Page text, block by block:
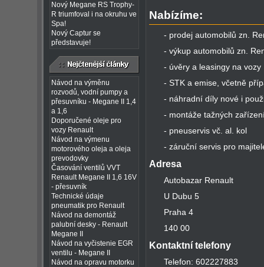
Nový Megane RS Trophy-
R triumfoval i na okruhu ve
Spa!
Nový Captur se
představuje!
Návod na výměnu
rozvodů, vodní pumpy a
přesuvníku - Megane II 1,4
a 1,6
Doporučené oleje pro
vozy Renault
Návod na výmenu
motorového oleja a oleja
prevodovky
Časování ventilů VVT
Renault Megane II 1,6 16V
- přesuvník
Technické údaje
pneumatik pro Renault
Návod na demontáž
palubní desky - Renault
Megane II
Návod na vyčistenie EGR
ventilu - Megane II
Návod na opravu motorku
Nabízíme:
- prodej automobilů zn.
- výkup automobilů zn.
- úvěry a leasingy na vozy
- STK a emise, včetně
- náhradní díly nové i
- montáže tažných
- pneuservis vč. al. kol
- záruční servis pro
Adresa
Autobazar Renault
U Dubu 5
Praha 4
140 00
Kontaktní telefony
Telefon: 602227883